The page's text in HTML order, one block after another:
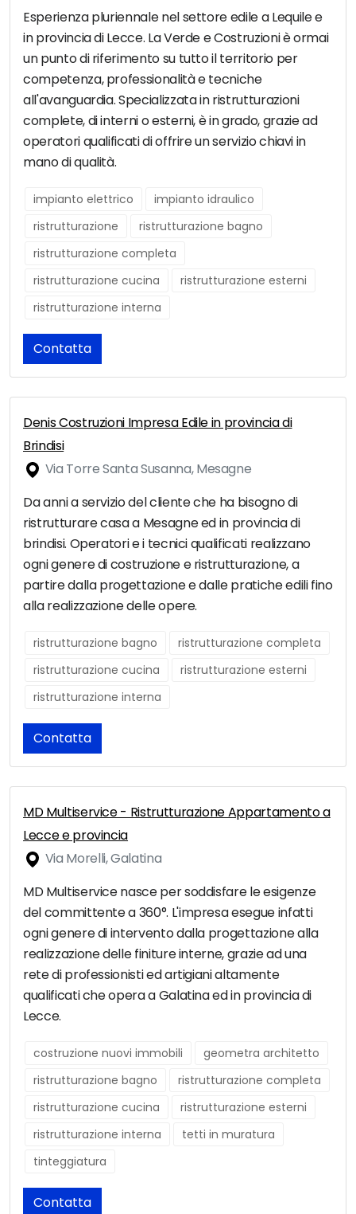
Esperienza pluriennale nel settore edile a Lequile e
in provincia di Lecce. La Verde e Costruzioni è ormai
un punto di riferimento su tutto il territorio per
competenza, professionalità e tecniche
all'avanguardia. Specializzata in ristrutturazioni
complete, di interni o esterni, è in grado, grazie ad
operatori qualificati di offrire un servizio chiavi in
mano di qualità.
impianto elettrico
impianto idraulico
ristrutturazione
ristrutturazione bagno
ristrutturazione completa
ristrutturazione cucina
ristrutturazione esterni
ristrutturazione interna
Contatta
Denis Costruzioni Impresa Edile in provincia di
Brindisi
Via Torre Santa Susanna, Mesagne
Da anni a servizio del cliente che ha bisogno di
ristrutturare casa a Mesagne ed in provincia di
brindisi. Operatori e i tecnici qualificati realizzano
ogni genere di costruzione e ristrutturazione, a
partire dalla progettazione e dalle pratiche edili fino
alla realizzazione delle opere.
ristrutturazione bagno
ristrutturazione completa
ristrutturazione cucina
ristrutturazione esterni
ristrutturazione interna
Contatta
MD Multiservice - Ristrutturazione Appartamento a
Lecce e provincia
Via Morelli, Galatina
MD Multiservice nasce per soddisfare le esigenze
del committente a 360°. L'impresa esegue infatti
ogni genere di intervento dalla progettazione alla
realizzazione delle finiture interne, grazie ad una
rete di professionisti ed artigiani altamente
qualificati che opera a Galatina ed in provincia di
Lecce.
costruzione nuovi immobili
geometra architetto
ristrutturazione bagno
ristrutturazione completa
ristrutturazione cucina
ristrutturazione esterni
ristrutturazione interna
tetti in muratura
tinteggiatura
Contatta